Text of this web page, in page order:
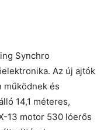
Synchro
Az új ajtók
működnek és
14,1 méteres,
13 motor 530 lóerős